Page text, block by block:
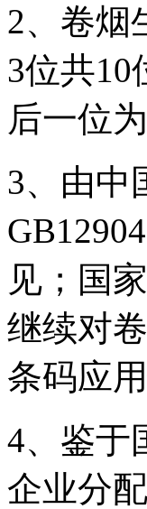
2、卷烟
3位共10
后一位
3、由中
见；国
继续对
条码应
4、鉴于
企业分